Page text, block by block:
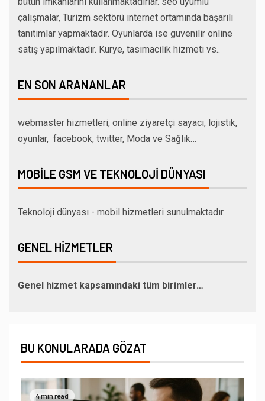
çalışmalar, Turizm sektörü internet ortamında başarılı
tanıtımlar yapmaktadır. Oyunlarda ise güvenilir online
satış yapılmaktadır. Kurye, tasimacilik hizmeti vs..
EN SON ARANANLAR
webmaster hizmetleri, online ziyaretçi sayacı, lojistik,
oyunlar, facebook, twitter, Moda ve Sağlık…
MOBILE GSM VE TEKNOLOJI DÜNYASI
Teknoloji dünyası - mobil hizmetleri sunulmaktadır.
GENEL HIZMETLER
Genel hizmet kapsamındaki tüm birimler…
BU KONULARADA GÖZAT
4 min read